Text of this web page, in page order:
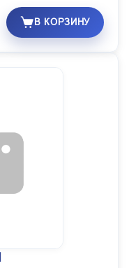
В КОРЗИНУ